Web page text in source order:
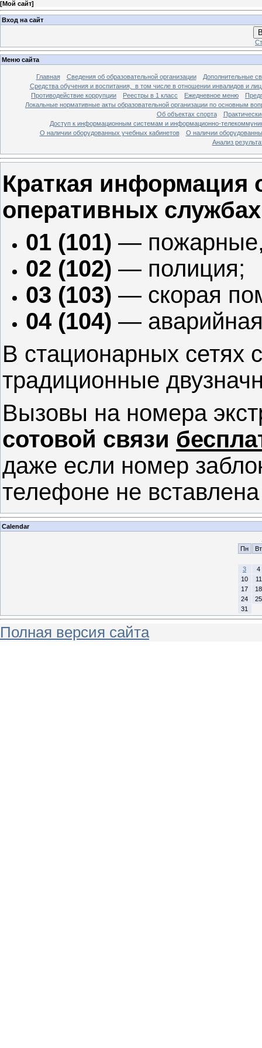
[Мой сайт]
Вход на сайт
Меню сайта
Главная Сведения об образовательной организации
Дополнительные
Средства обучения и воспитания, в том числе в отношении инвалидов и
Противодействие коррупции
Реестры в 1 класс Ежедневное меню
Локальные нормативные акты образовательной организации по основным
Об объектах спорта
Доступ к информационным системам и информационно-
О наличии оборудованных учебных кабинетов
О наличии
Анализ
Краткая информация
оперативных
01 (101) —
02 (102) — полиция;
03 (103) — скорая
04 (104) —
В стационарных сетях
традиционные
Вызовы на номера
сотовой связи
даже если номер
телефоне не
Calendar
Пн
Вт
3
4
10
11
17
18
24
25
31
Полная версия сайта